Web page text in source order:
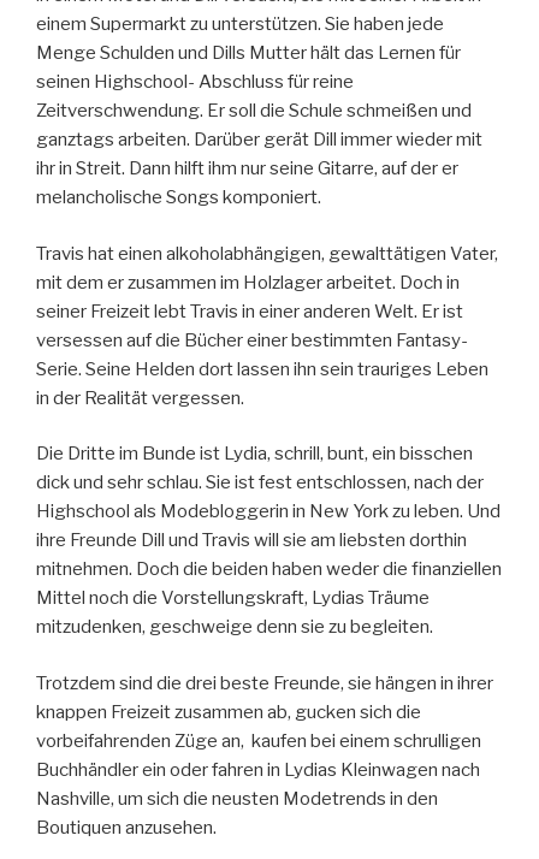
einem Supermarkt zu unterstützen. Sie haben jede
Menge Schulden und Dills Mutter hält das Lernen für
seinen Highschool- Abschluss für reine
Zeitverschwendung. Er soll die Schule schmeißen und
ganztags arbeiten. Darüber gerät Dill immer wieder mit
ihr in Streit. Dann hilft ihm nur seine Gitarre, auf der er
melancholische Songs komponiert.
Travis hat einen alkoholabhängigen, gewalttätigen Vater,
mit dem er zusammen im Holzlager arbeitet. Doch in
seiner Freizeit lebt Travis in einer anderen Welt. Er ist
versessen auf die Bücher einer bestimmten Fantasy-
Serie. Seine Helden dort lassen ihn sein trauriges Leben
in der Realität vergessen.
Die Dritte im Bunde ist Lydia, schrill, bunt, ein bisschen
dick und sehr schlau. Sie ist fest entschlossen, nach der
Highschool als Modebloggerin in New York zu leben. Und
ihre Freunde Dill und Travis will sie am liebsten dorthin
mitnehmen. Doch die beiden haben weder die finanziellen
Mittel noch die Vorstellungskraft, Lydias Träume
mitzudenken, geschweige denn sie zu begleiten.
Trotzdem sind die drei beste Freunde, sie hängen in ihrer
knappen Freizeit zusammen ab, gucken sich die
vorbeifahrenden Züge an, kaufen bei einem schrulligen
Buchhändler ein oder fahren in Lydias Kleinwagen nach
Nashville, um sich die neusten Modetrends in den
Boutiquen anzusehen.